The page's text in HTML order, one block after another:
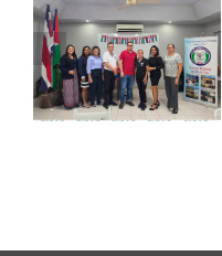
Club de
Ajedrez